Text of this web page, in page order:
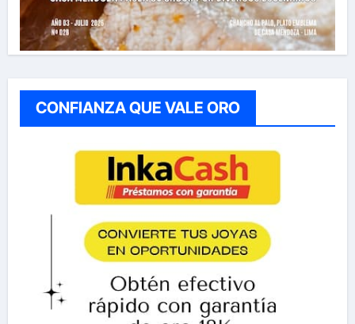
CONFIANZA QUE VALE ORO